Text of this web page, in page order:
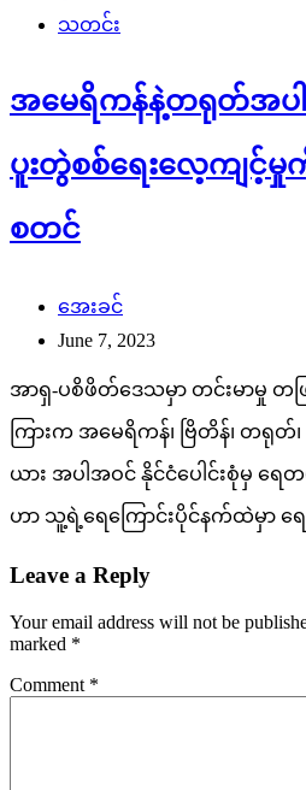
သတင်း
အမေရိကန်နဲ့တရုတ်အပါ
ပူးတွဲစစ်ရေးလေ့ကျင့်မှု
စတင်
အေးခင်
June 7, 2023
အာရှ-ပစိဖိတ်ဒေသမှာ တင်းမာမှု တ
ကြားက အမေရိကန်၊ ဗြိတိန်၊ တရုတ်၊
ယား အပါအဝင် နိုင်ငံပေါင်းစုံမှ ရ
ဟာ သူ့ရဲ့ရေကြောင်းပိုင်နက်ထဲမှာ
Leave a Reply
Your email address will not be
marked *
Comment *